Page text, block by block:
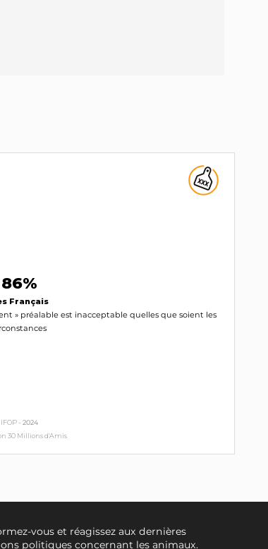
86%
Français
» préalable est inacceptable quelles que soient les
IFOP - 2024
30 Millions d'Amis
vous et réagissez aux dernières
politiques concernant les animaux.